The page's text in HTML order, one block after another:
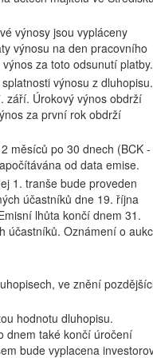
výnosy jsou vypláceny
výnosu na den pracovního
za toto odsunutí platby.
výnosu z dluhopisu.
září. Úrokový výnos obdrží
za první rok obdrží
měsíců po 30 dnech (BCK -
od data emise.
1. tranše bude proveden
účastníků dne 19. října
lhůta končí dnem 31.
účastníků. Oznámení o
ve znění
hodnotu dluhopisu.
dnem také končí úročení
bude vyplacena